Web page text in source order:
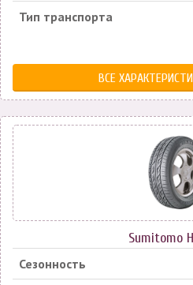
Тип транспорта
ВСЕ
Sumitomo
Сезонность